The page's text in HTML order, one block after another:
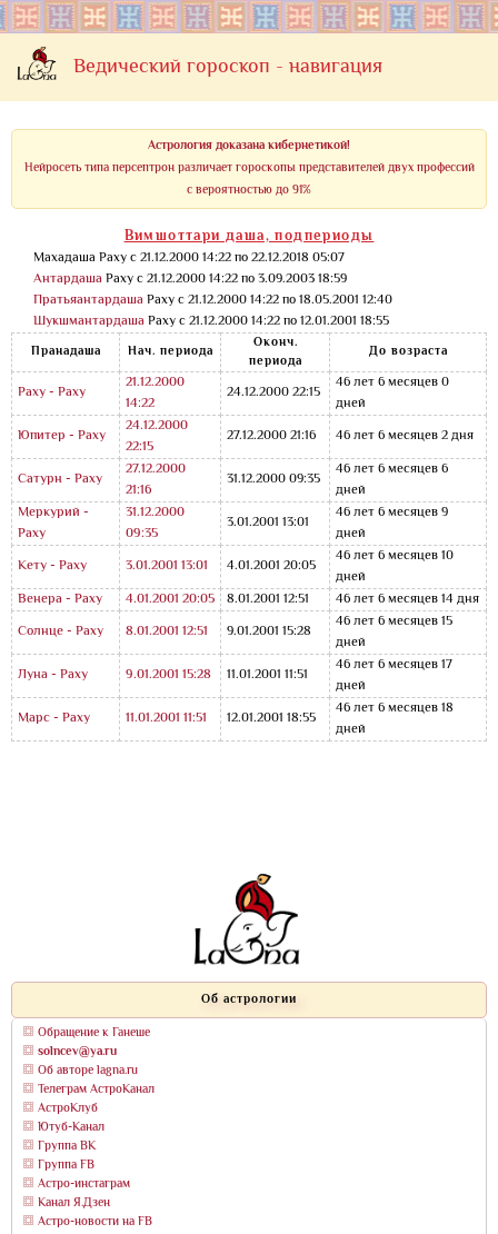
Ведический гороскоп - навигация
Астрология доказана кибернетикой!
Нейросеть типа персептрон различает гороскопы представителей двух профессий
с вероятностью до 91%
Вимшоттари даша, подпериоды
Махадаша Раху с 21.12.2000 14:22 по 22.12.2018 05:07
Антардаша Раху с 21.12.2000 14:22 по 3.09.2003 18:59
Пратьяантардаша Раху с 21.12.2000 14:22 по 18.05.2001 12:40
Шукшмантардаша Раху с 21.12.2000 14:22 по 12.01.2001 18:55
Пранадаша Нач. периода
Оконч.
периода
До возраста
Раху - Раху
21.12.2000
14:22
24.12.2000 22:15
46 лет 6 месяцев 0
дней
Юпитер - Раху
24.12.2000
22:15
27.12.2000 21:16 46 лет 6 месяцев 2 дня
Сатурн - Раху
27.12.2000
21:16
31.12.2000 09:35
46 лет 6 месяцев 6
дней
Меркурий -
Раху
31.12.2000
09:35
3.01.2001 13:01
46 лет 6 месяцев 9
дней
Кету - Раху
3.01.2001 13:01 4.01.2001 20:05
46 лет 6 месяцев 10
дней
Венера - Раху
4.01.2001 20:05 8.01.2001 12:51
46 лет 6 месяцев 14 дня
Солнце - Раху
8.01.2001 12:51 9.01.2001 15:28
46 лет 6 месяцев 15
дней
Луна - Раху
9.01.2001 15:28 11.01.2001 11:51
46 лет 6 месяцев 17
дней
Марс - Раху
11.01.2001 11:51 12.01.2001 18:55
46 лет 6 месяцев 18
дней
Об астрологии
Обращение к Ганеше
solncev@ya.ru
Об авторе lagna.ru
Телеграм АстроКанал
АстроКлуб
Ютуб-Канал
Группа ВК
Группа FB
Астро-инстаграм
Канал Я.Дзен
Астро-новости на FB